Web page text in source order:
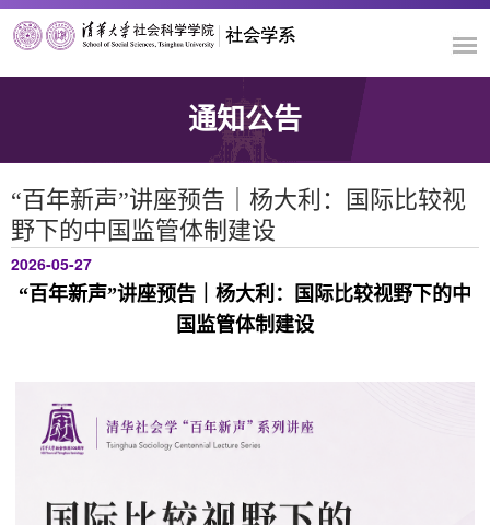
通知公告
“百年新声”讲座预告｜杨大利：国际比较视
野下的中国监管体制建设
2026-05-27
“百年新声”讲座预告｜杨大利：国际比较视野下的中
国监管体制建设